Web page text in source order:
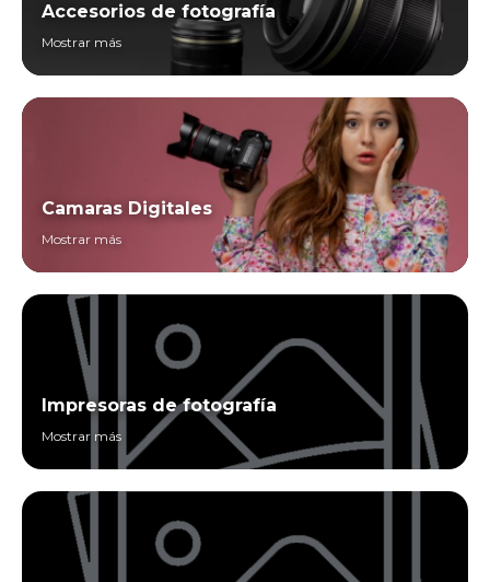
Accesorios de fotografía
Mostrar más
Camaras Digitales
Mostrar más
Impresoras de fotografía
Mostrar más